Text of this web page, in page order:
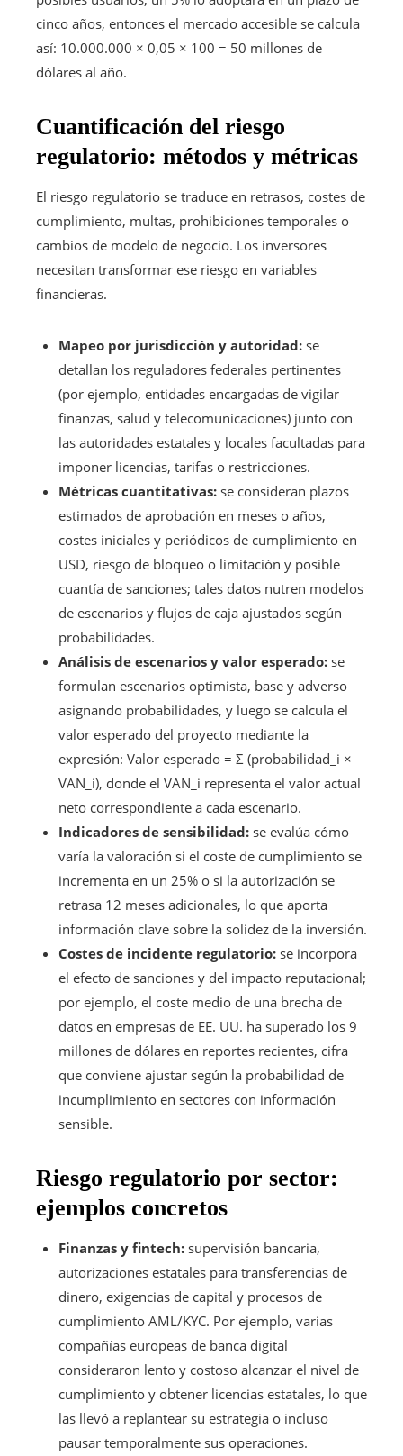
cinco años, entonces el mercado accesible se calcula
así: 10.000.000 × 0,05 × 100 = 50 millones de
dólares al año.
Cuantificación del riesgo
regulatorio: métodos y métricas
El riesgo regulatorio se traduce en retrasos, costes de
cumplimiento, multas, prohibiciones temporales o
cambios de modelo de negocio. Los inversores
necesitan transformar ese riesgo en variables
financieras.
Mapeo por jurisdicción y autoridad: se
detallan los reguladores federales pertinentes
(por ejemplo, entidades encargadas de vigilar
finanzas, salud y telecomunicaciones) junto con
las autoridades estatales y locales facultadas para
imponer licencias, tarifas o restricciones.
Métricas cuantitativas: se consideran plazos
estimados de aprobación en meses o años,
costes iniciales y periódicos de cumplimiento en
USD, riesgo de bloqueo o limitación y posible
cuantía de sanciones; tales datos nutren modelos
de escenarios y flujos de caja ajustados según
probabilidades.
Análisis de escenarios y valor esperado: se
formulan escenarios optimista, base y adverso
asignando probabilidades, y luego se calcula el
valor esperado del proyecto mediante la
expresión: Valor esperado = Σ (probabilidad_i ×
VAN_i), donde el VAN_i representa el valor actual
neto correspondiente a cada escenario.
Indicadores de sensibilidad: se evalúa cómo
varía la valoración si el coste de cumplimiento se
incrementa en un 25% o si la autorización se
retrasa 12 meses adicionales, lo que aporta
información clave sobre la solidez de la inversión.
Costes de incidente regulatorio: se incorpora
el efecto de sanciones y del impacto reputacional;
por ejemplo, el coste medio de una brecha de
datos en empresas de EE. UU. ha superado los 9
millones de dólares en reportes recientes, cifra
que conviene ajustar según la probabilidad de
incumplimiento en sectores con información
sensible.
Riesgo regulatorio por sector:
ejemplos concretos
Finanzas y fintech: supervisión bancaria,
autorizaciones estatales para transferencias de
dinero, exigencias de capital y procesos de
cumplimiento AML/KYC. Por ejemplo, varias
compañías europeas de banca digital
consideraron lento y costoso alcanzar el nivel de
cumplimiento y obtener licencias estatales, lo que
las llevó a replantear su estrategia o incluso
pausar temporalmente sus operaciones.